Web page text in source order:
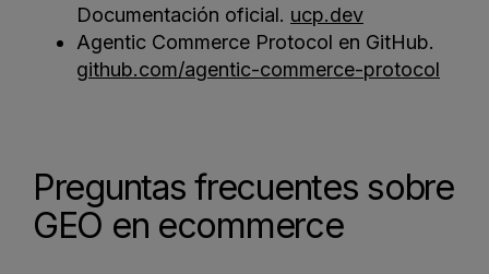
Documentación oficial. ucp.dev
Agentic Commerce Protocol en GitHub.
github.com/agentic-commerce-protocol
Preguntas frecuentes sobre
GEO en ecommerce